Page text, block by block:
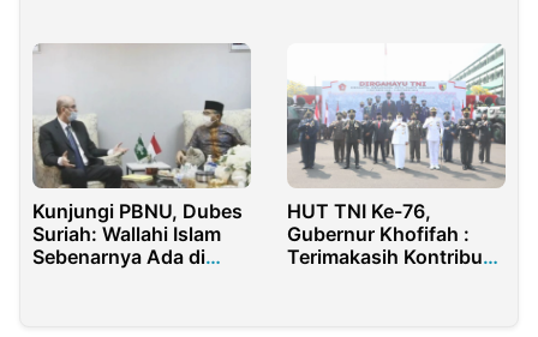
Kunjungi PBNU, Dubes
Suriah: Wallahi Islam
Sebenarnya Ada di
HUT TNI Ke-76,
Gubernur Khofifah :
Terimakasih Kontribusi